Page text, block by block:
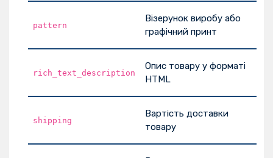
pattern
Візерунок виробу або
графічний принт
rich_text_description
Опис товару у форматі
HTML
shipping
Вартість доставки
товару